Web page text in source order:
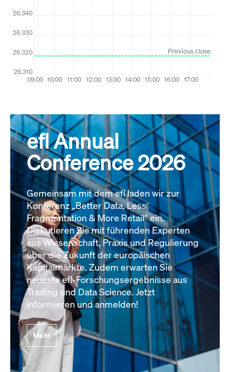
efl Annual
Conference 2026
Gemeinsam mit dem efl laden wir zur
Konferenz „Better Data, Less
Fragmentation & More Retail“ ein.
Diskutieren Sie mit führenden Experten
aus Wissenschaft, Praxis und Regulierung
über die Zukunft der europäischen
Kapitalmärkte. Zudem erwarten Sie
neueste efl-Forschungsergebnisse aus
Trading und Data Science. Jetzt
informieren und anmelden!
Mehr